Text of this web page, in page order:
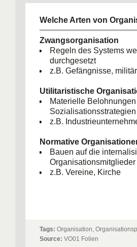
Welche Arten von
Zwangsorganisation
Regeln des Systems
durchgesetzt
z.B. Gefängnisse,
Utilitaristische
Materielle
z.B.
Normative
Bauen auf die
Organisationsmitglieder
z.B. Vereine, Kirche
Tags: Organisation,
Source: VO01 Folien